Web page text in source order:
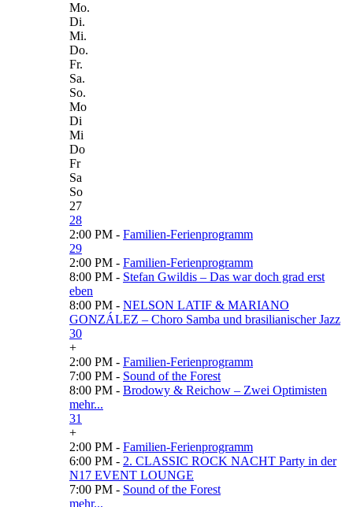
Mo.
Di.
Mi.
Do.
Fr.
Sa.
So.
Mo
Di
Mi
Do
Fr
Sa
So
27
28
2:00 PM - Familien-Ferienprogramm
29
2:00 PM - Familien-Ferienprogramm
8:00 PM - Stefan Gwildis – Das war doch grad erst
eben
8:00 PM - NELSON LATIF & MARIANO
GONZÁLEZ – Choro Samba und brasilianischer Jazz
30
+
2:00 PM - Familien-Ferienprogramm
7:00 PM - Sound of the Forest
8:00 PM - Brodowy & Reichow – Zwei Optimisten
mehr...
31
+
2:00 PM - Familien-Ferienprogramm
6:00 PM - 2. CLASSIC ROCK NACHT Party in der
N17 EVENT LOUNGE
7:00 PM - Sound of the Forest
mehr...